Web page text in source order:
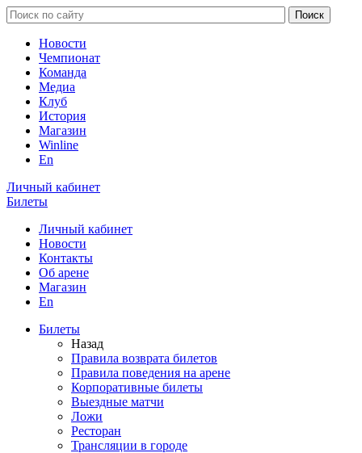
Новости
Чемпионат
Команда
Медиа
Клуб
История
Магазин
Winline
En
Личный кабинет
Билеты
Личный кабинет
Новости
Контакты
Об арене
Магазин
En
Билеты
Назад
Правила возврата билетов
Правила поведения на арене
Корпоративные билеты
Выездные матчи
Ложи
Ресторан
Трансляции в городе